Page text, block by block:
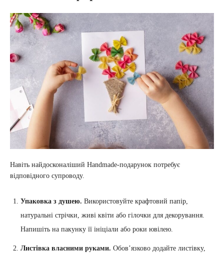
Навіть найдосконаліший Handmade-подарунок потребує
відповідного супроводу.
Упаковка з душею. Використовуйте крафтовий папір,
натуральні стрічки, живі квіти або гілочки для декорування.
Напишіть на пакунку її ініціали або роки ювілею.
Листівка власними руками. Обов’язково додайте листівку,